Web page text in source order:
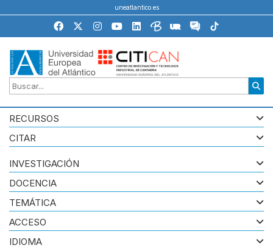
uneatlantico.es
RECURSOS
CITAR
INVESTIGACIÓN
DOCENCIA
TEMÁTICA
ACCESO
IDIOMA